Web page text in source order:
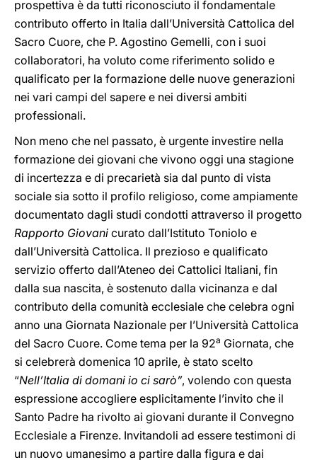
prospettiva è da tutti riconosciuto il fondamentale
contributo offerto in Italia dall’Università Cattolica del
Sacro Cuore, che P. Agostino Gemelli, con i suoi
collaboratori, ha voluto come riferimento solido e
qualificato per la formazione delle nuove generazioni
nei vari campi del sapere e nei diversi ambiti
professionali.
Non meno che nel passato, è urgente investire nella
formazione dei giovani che vivono oggi una stagione
di incertezza e di precarietà sia dal punto di vista
sociale sia sotto il profilo religioso, come ampiamente
documentato dagli studi condotti attraverso il progetto
Rapporto Giovani curato dall’Istituto Toniolo e
dall’Università Cattolica. Il prezioso e qualificato
servizio offerto dall’Ateneo dei Cattolici Italiani, fin
dalla sua nascita, è sostenuto dalla vicinanza e dal
contributo della comunità ecclesiale che celebra ogni
anno una Giornata Nazionale per l’Università Cattolica
del Sacro Cuore. Come tema per la 92a Giornata, che
si celebrerà domenica 10 aprile, è stato scelto
“Nell’Italia di domani io ci sarò”, volendo con questa
espressione accogliere esplicitamente l’invito che il
Santo Padre ha rivolto ai giovani durante il Convegno
Ecclesiale a Firenze. Invitandoli ad essere testimoni di
un nuovo umanesimo a partire dalla figura e dai